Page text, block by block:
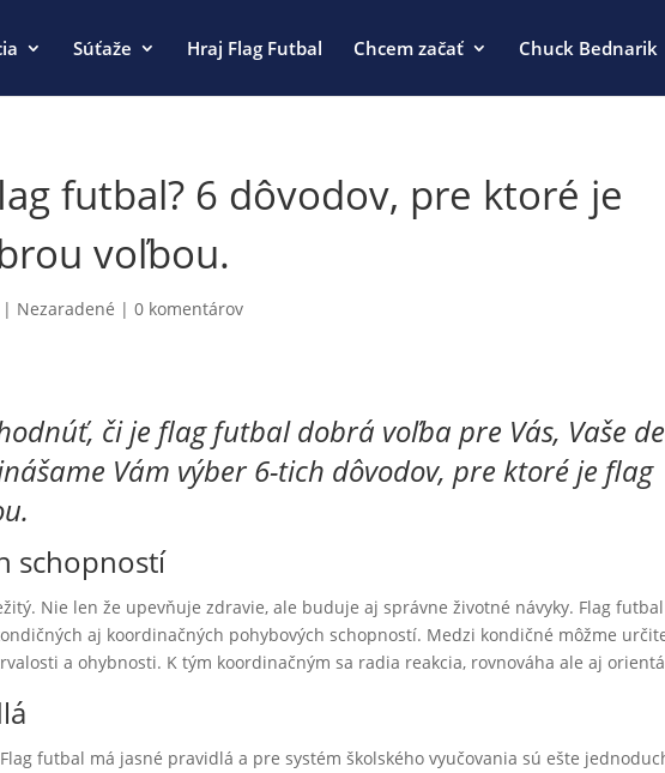
Súťaže Hraj Flag Futbal Chcem začať Chuck Bednarik
futbal? 6 dôvodov, pre ktoré je
voľbou.
| Nezaradené |0 komentárov
či je flag futbal dobrá voľba pre Vás, Vaše
Vám výber 6-tich dôvodov, pre ktoré je flag
schopností
Nie len že upevňuje zdravie, ale buduje aj správne životné návyky. Flag
aj koordinačných pohybových schopností. Medzi kondičné môžme
a ohybnosti. K tým koordinačným sa radia reakcia, rovnováha ale aj
futbal má jasné pravidlá a pre systém školského vyučovania sú ešte